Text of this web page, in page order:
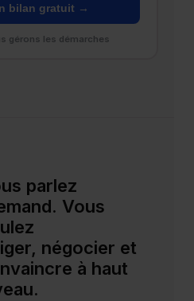
bilan gratuit →
gérons les démarches
parlez
Vous
négocier et
à haut